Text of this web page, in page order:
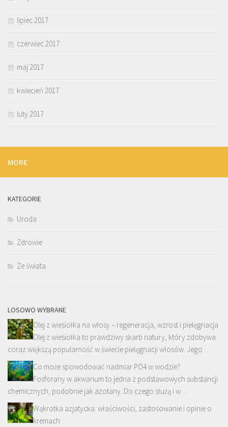
lipiec 2017
czerwiec 2017
maj 2017
kwiecień 2017
luty 2017
MORE
KATEGORIE
Uroda
Zdrowie
Ze świata
LOSOWO WYBRANE
Olej z wiesiołka na włosy – regeneracja, wzrost i pielęgnacja
Olej z wiesiołka to prawdziwy skarb natury, który zdobywa
coraz większą popularność w świecie pielęgnacji włosów. Jego …
Co może spowodować nadmiar PO4 w wodzie?
Fosforany w akwarium to jedna z podstawowych substancji
chemicznych, podobnie jak azotany. Do czego służą i w …
Wąkrotka azjatycka: właściwości, zastosowanie i opinie o
kremach